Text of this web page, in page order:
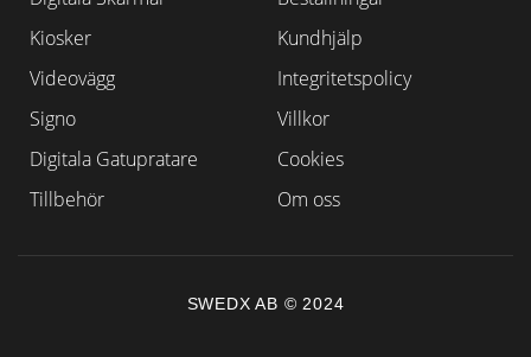
Kundhjälp
Integritetspolicy
Villkor
Cookies
Om oss
Kiosker
Videovägg
Signo
Digitala Gatupratare
Tillbehör
SWEDX AB © 2024